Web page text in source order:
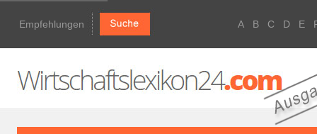
Empfehlungen A B C D E